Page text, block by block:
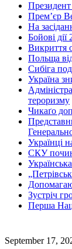
Прем’єр
На
Бойові
Викриття
Польща
Сибіга
Україна
тероризму
Чикаґо
Українці
СКУ
Зустріч
Перша
September 17,